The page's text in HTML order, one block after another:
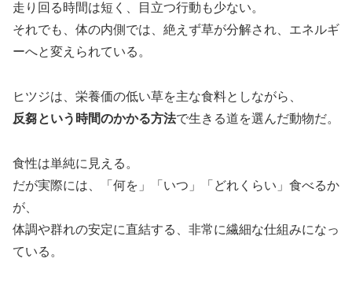
走り回る時間は短く、目立つ行動も少ない。
それでも、体の内側では、絶えず草が分解され、エネルギ
ーへと変えられている。
ヒツジは、栄養価の低い草を主な食料としながら、
反芻という時間のかかる方法で生きる道を選んだ動物だ。
食性は単純に見える。
だが実際には、「何を」「いつ」「どれくらい」食べるか
が、
体調や群れの安定に直結する、非常に繊細な仕組みになっ
ている。